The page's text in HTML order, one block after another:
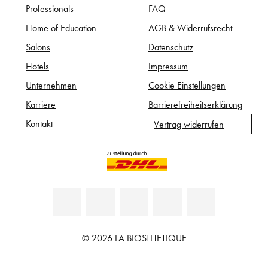
Professionals
Home of Education
Salons
Hotels
Unternehmen
Karriere
Kontakt
FAQ
AGB & Widerrufsrecht
Datenschutz
Impressum
Cookie Einstellungen
Barrierefreiheitserklärung
Vertrag widerrufen
© 2026 LA BIOSTHETIQUE